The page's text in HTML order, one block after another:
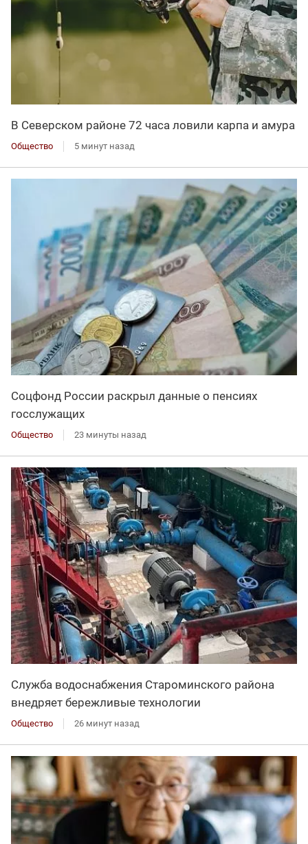
В Северском районе 72 часа ловили карпа и амура
Общество 5 минут назад
Соцфонд России раскрыл данные о пенсиях
госслужащих
Общество 23 минуты назад
Служба водоснабжения Староминского района
внедряет бережливые технологии
Общество 26 минут назад